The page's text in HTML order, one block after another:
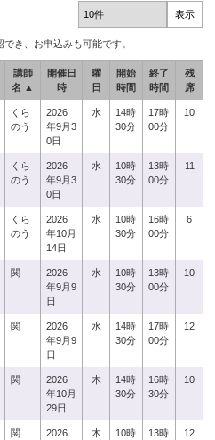
き、お申込みも可能です。
講師
名 ▲
開催日
時
曜
日
開始
時間
終了
時間
残
席
くら
のう
2026
年9月3
0日
水
14時
30分
17時
00分
10
くら
のう
2026
年9月3
0日
水
10時
30分
13時
00分
11
くら
のう
2026
年10月
14日
水
10時
30分
16時
00分
6
関
2026
年9月9
日
水
10時
30分
13時
00分
10
関
2026
年9月9
日
水
14時
30分
17時
00分
12
関
2026
年10月
29日
木
14時
30分
16時
30分
10
関
2026
木
10時
13時
12